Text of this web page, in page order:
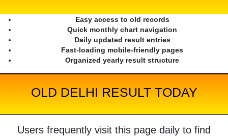
Easy access to old records
Quick monthly chart navigation
Daily updated result entries
Fast-loading mobile-friendly pages
Organized yearly result structure
OLD DELHI RESULT TODAY
Users frequently visit this page daily to find